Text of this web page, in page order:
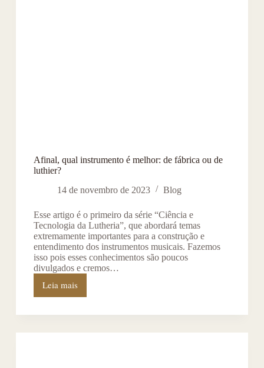
Afinal, qual instrumento é melhor: de fábrica ou de
luthier?
14 de novembro de 2023
Blog
Esse artigo é o primeiro da série “Ciência e
Tecnologia da Lutheria”, que abordará temas
extremamente importantes para a construção e
entendimento dos instrumentos musicais. Fazemos
isso pois esses conhecimentos são poucos
divulgados e cremos…
Leia mais